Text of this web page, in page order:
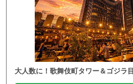
大人数に！歌舞伎町タワー＆ゴジラ